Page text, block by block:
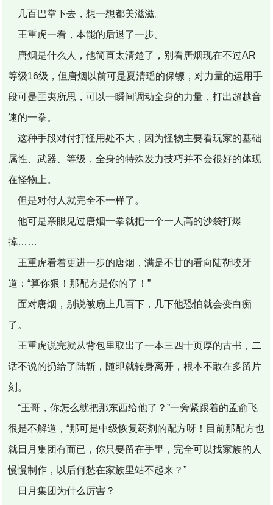
几百巴掌下去，想一想都美滋滋。
王重虎一看，本能的后退了一步。
唐烟是什么人，他简直太清楚了，别看唐烟现在不过AR
等级16级，但唐烟以前可是夏清瑶的保镖，对力量的运用手
段可是匪夷所思，可以一瞬间调动全身的力量，打出超越音
速的一拳。
这种手段对付打怪用处不大，因为怪物主要看玩家的基础
属性、武器、等级，全身的特殊发力技巧并不会很好的体现
在怪物上。
但是对付人就完全不一样了。
他可是亲眼见过唐烟一拳就把一个一人高的沙袋打爆
掉……
王重虎看着更进一步的唐烟，满是不甘的看向陆靳咬牙
道：“算你狠！那配方是你的了！”
面对唐烟，别说被扇上几百下，几下他恐怕就会变白痴
了。
王重虎说完就从背包里取出了一本三四十页厚的古书，二
话不说的扔给了陆靳，随即就转身离开，根本不敢在多留片
刻。
“王哥，你怎么就把那东西给他了？”一旁紧跟着的孟俞飞
很是不解道，“那可是中级恢复药剂的配方呀！目前那配方也
就日月集团有而已，你只要留在手里，完全可以找家族的人
慢慢制作，以后何愁在家族里站不起来？”
日月集团为什么厉害？